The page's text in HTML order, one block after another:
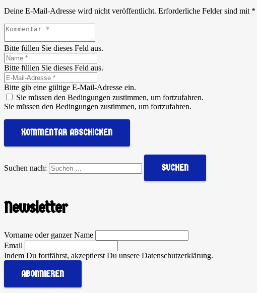
Deine E-Mail-Adresse wird nicht veröffentlicht. Erforderliche Felder sind mit *
Bitte füllen Sie dieses Feld aus.
Bitte füllen Sie dieses Feld aus.
Bitte gib eine gültige E-Mail-Adresse ein.
Sie müssen den Bedingungen zustimmen, um fortzufahren.
Sie müssen den Bedingungen zustimmen, um fortzufahren.
KOMMENTAR ABSCHICKEN
Suchen nach:
Newsletter
Vorname oder ganzer Name
Email
Indem Du fortfährst, akzeptierst Du unsere Datenschutzerklärung.